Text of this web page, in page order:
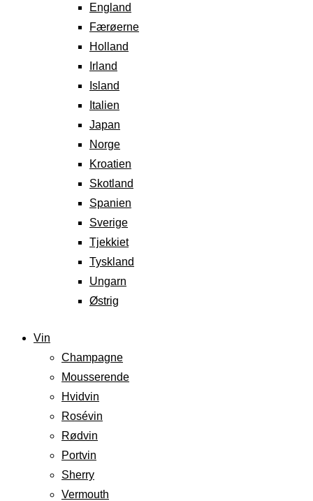
England
Færøerne
Holland
Irland
Island
Italien
Japan
Norge
Kroatien
Skotland
Spanien
Sverige
Tjekkiet
Tyskland
Ungarn
Østrig
Vin
Champagne
Mousserende
Hvidvin
Rosévin
Rødvin
Portvin
Sherry
Vermouth